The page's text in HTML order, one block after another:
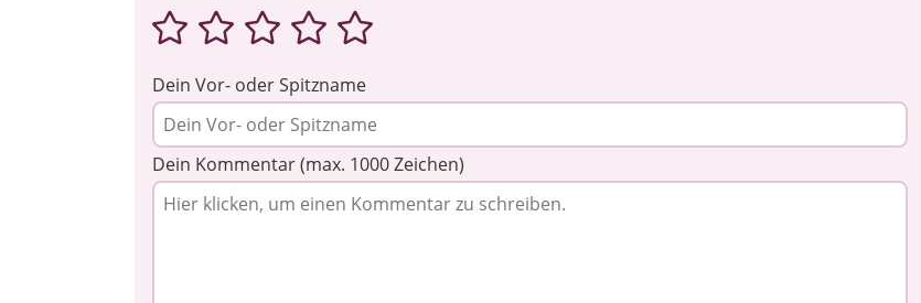
Dein Vor- oder Spitzname
Dein Kommentar (max. 1000 Zeichen)